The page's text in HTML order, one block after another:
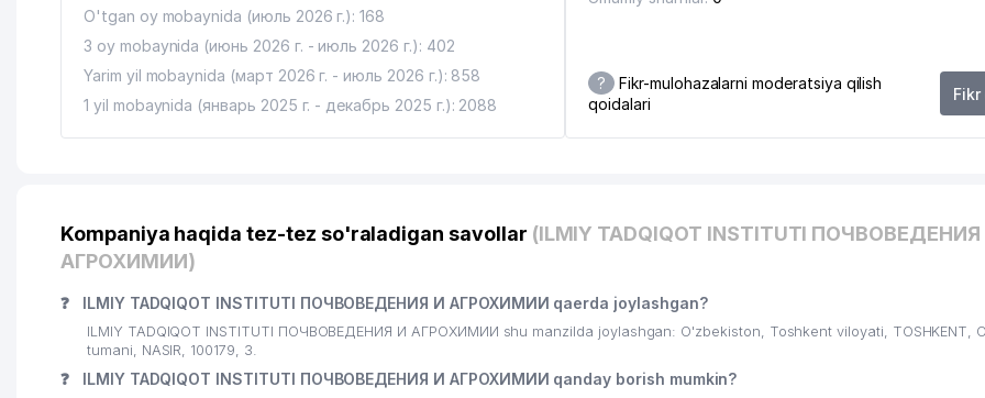
FUTBOL BO'YICHA RESPUBLIKA OLIY SPORT MAHORATI MAKTABI
ISLOM KARIMOV NOMIDAGI TOSHKENT DAVLAT TEXNIKA UNIVERSITETI
BOLALAR BOG'CHASI №181
22 R.M.GLIER NOMIDAGI RESPUBLIKA IXTISOSLASHTIRILGAN MUSIQA MAKTABI
SIMHAEV YAKKA TARTIBDAGI TADBIRKOR
25 NODIR MUHAMAD MChJ
O'tgan oy mobaynida (июль 2026 г.): 168
3 oy mobaynida (июнь 2026 г. - июль 2026 г.): 402
Yarim yil mobaynida (март 2026 г. - июль 2026 г.): 858
1 yil mobaynida (январь 2025 г. - декабрь 2025 г.): 2088
?
Fikr-mulohazalarni moderatsiya qilish
qoidalari
Kompaniya haqida tez-tez so'raladigan savollar (ILMIY TADQIQOT INSTITUTI ПОЧВОВЕДЕНИЯ
АГРОХИМИИ)
❓ ILMIY TADQIQOT INSTITUTI ПОЧВОВЕДЕНИЯ И АГРОХИМИИ qaerda joylashgan?
ILMIY TADQIQOT INSTITUTI ПОЧВОВЕДЕНИЯ И АГРОХИМИИ shu manzilda joylashgan: O'zbekiston, Toshkent viloyati, TOSHKENT,
tumani, NASIR, 100179, 3.
❓ ILMIY TADQIQOT INSTITUTI ПОЧВОВЕДЕНИЯ И АГРОХИМИИ qanday borish mumkin?